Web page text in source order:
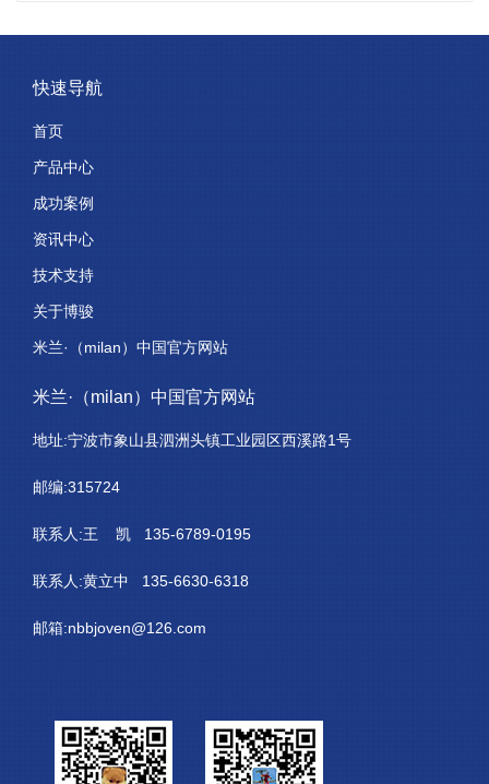
快速导航
首页
产品中心
成功案例
资讯中心
技术支持
关于博骏
米兰·（milan）中国官方网站
米兰·（milan）中国官方网站
地址:宁波市象山县泗洲头镇工业园区西溪路1号
邮编:315724
联系人:王 凯 135-6789-0195
联系人:黄立中 135-6630-6318
邮箱:nbbjoven@126.com